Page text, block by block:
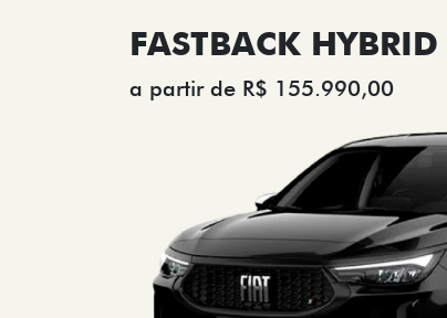
FASTBACK HYBRID
a partir de R$ 155.990,00